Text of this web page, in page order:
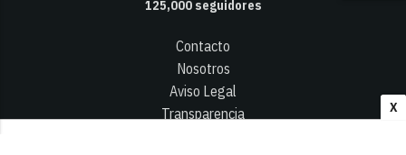
X
125,000seguidores
Contacto
Nosotros
Aviso Legal
Transparencia